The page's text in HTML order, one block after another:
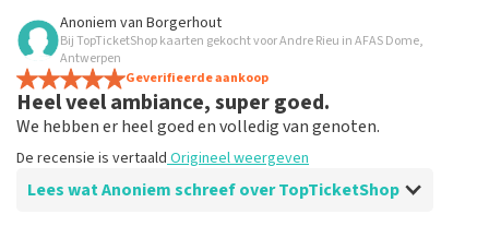
Beoordeling van Hilda Eyckens over
Goed
De recensie is vertaaldOrigineel weergeven
Anoniem van Borgerhout
Bij TopTicketShop kaarten gekocht voor Andre Rieu in AFAS Dome,
Antwerpen
Geverifieerde aankoop
Heel veel ambiance, super goed.
We hebben er heel goed en volledig van genoten.
De recensie is vertaald Origineel weergeven
Lees wat Anoniem schreef over TopTicketShop